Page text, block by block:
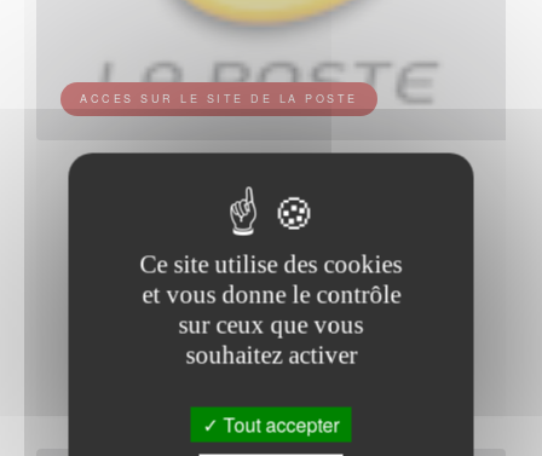
ACCES SUR LE SITE DE LA POSTE
Agence postale communale de
2 PLACE DE LA MAIRIE
86470 LAVAUSSEAU
Ce site utilise des cookies
et vous donne le contrôle
sur ceux que vous
souhaitez activer
Tout accepter